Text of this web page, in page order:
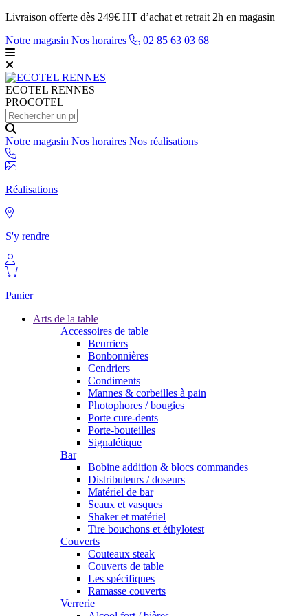
Livraison offerte dès 249€ HT d’achat et retrait 2h en magasin
Notre magasin Nos horaires 02 85 63 03 68
ECOTEL RENNES
PROCOTEL
Notre magasin Nos horaires Nos réalisations
Réalisations
S'y rendre
Panier
Arts de la table
Accessoires de table
Beurriers
Bonbonnières
Cendriers
Condiments
Mannes & corbeilles à pain
Photophores / bougies
Porte cure-dents
Porte-bouteilles
Signalétique
Bar
Bobine addition & blocs commandes
Distributeurs / doseurs
Matériel de bar
Seaux et vasques
Shaker et matériel
Tire bouchons et éthylotest
Couverts
Couteaux steak
Couverts de table
Les spécifiques
Ramasse couverts
Verrerie